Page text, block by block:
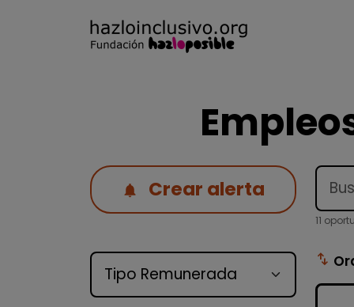
Crear alerta
Tipo de oferta
11
swap_vert